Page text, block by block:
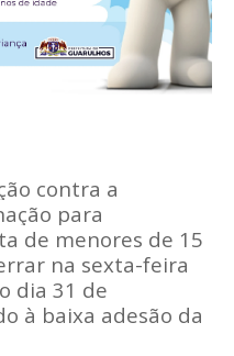
contra a
para
de menores de 15
na sexta-feira
dia 31 de
à baixa adesão da